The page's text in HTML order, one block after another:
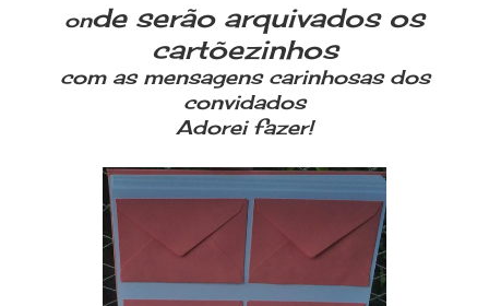
onde serão arquivados os
cartõezinhos
com as mensagens carinhosas dos
convidados
Adorei fazer!